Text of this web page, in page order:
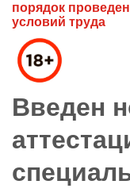
порядок
условий труда
Введен